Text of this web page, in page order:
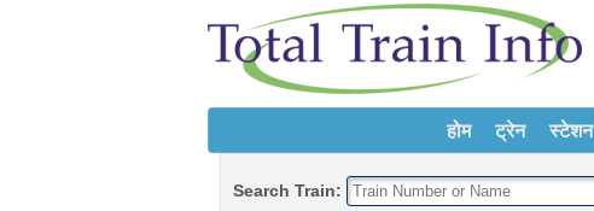
होम ट्रेन स्टेशन
Search Train: